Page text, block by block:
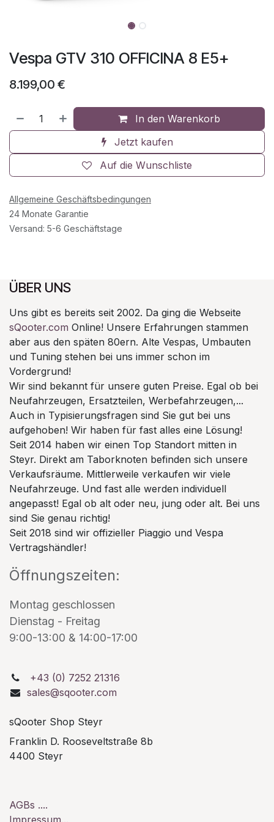
Vespa GTV 310 OFFICINA 8 E5+
8.199,00 €
In den Warenkorb
Jetzt kaufen
Auf die Wunschliste
Allgemeine Geschäftsbedingungen
24 Monate Garantie
Versand: 5-6 Geschäftstage
ÜBER UNS
Uns gibt es bereits seit 2002. Da ging die Webseite
sQooter.com Online! Unsere Erfahrungen stammen
aber aus den späten 80ern. Alte Vespas, Umbauten
und Tuning stehen bei uns immer schon im
Vordergrund!
Wir sind bekannt für unsere guten Preise. Egal ob bei
Neufahrzeugen, Ersatzteilen, Werbefahrzeugen,...
Auch in Typisierungsfragen sind Sie gut bei uns
aufgehoben! Wir haben für fast alles eine Lösung!
Seit 2014 haben wir einen Top Standort mitten in
Steyr. Direkt am Taborknoten befinden sich unsere
Verkaufsräume. Mittlerweile verkaufen wir viele
Neufahrzeuge. Und fast alle werden individuell
angepasst! Egal ob alt oder neu, jung oder alt. Bei uns
sind Sie genau richtig!
Seit 2018 sind wir offizieller Piaggio und Vespa
Vertragshändler!
Öffnungszeiten:
Montag geschlossen
Dienstag - Freitag
9:00-13:00 & 14:00-17:00
+43 (0) 7252 21316
sales@sqooter.com
sQooter Shop Steyr
Franklin D. Rooseveltstraße 8b
4400 Steyr
AGBs ....
Impressum...